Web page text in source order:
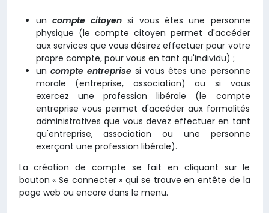
un compte citoyen si vous êtes une personne
physique (le compte citoyen permet d'accéder
aux services que vous désirez effectuer pour votre
propre compte, pour vous en tant qu'individu) ;
un compte entreprisesi vous êtes une personne
morale (entreprise, association) ou si vous
exercez une profession libérale (le compte
entreprise vous permet d'accéder aux formalités
administratives que vous devez effectuer en tant
qu'entreprise, association ou une personne
exerçant une profession libérale).
La création de compte se fait en cliquant sur le
bouton « Se connecter » qui se trouve en entête de la
page web ou encore dans le menu.